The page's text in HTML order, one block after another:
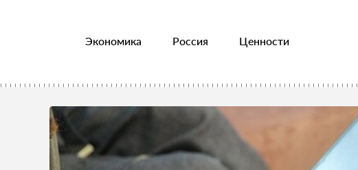
Экономика Россия Ценности